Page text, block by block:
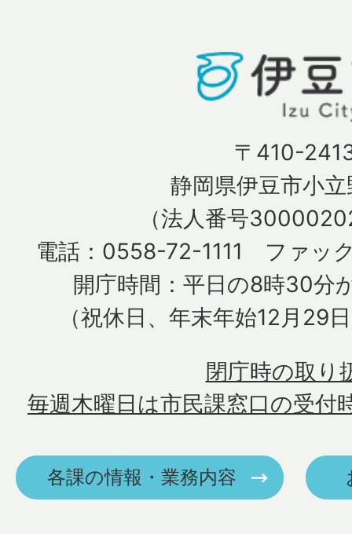
〒410-
静岡県伊豆市小
（法人番号
電話：0558-72-1111 ファッ
開庁時間：平日の8時30分
（祝休日、年末年始12月29
毎週木曜日は市民課窓口の受付
閉庁時の取り
各課の情報・業務内容